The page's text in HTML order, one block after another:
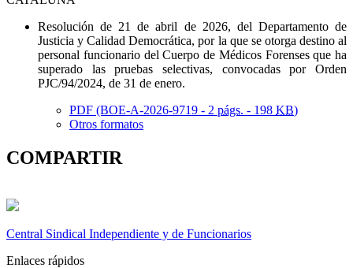
Resolución de 21 de abril de 2026, del Departamento de
Justicia y Calidad Democrática, por la que se otorga destino al
personal funcionario del Cuerpo de Médicos Forenses que ha
superado las pruebas selectivas, convocadas por Orden
PJC/94/2024, de 31 de enero.
PDF (BOE-A-2026-9719 - 2 págs. - 198 KB)
Otros formatos
COMPARTIR
Central Sindical Independiente y de Funcionarios
Enlaces rápidos